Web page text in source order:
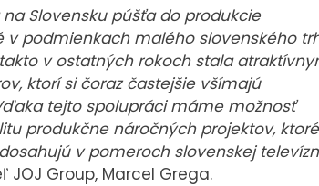
Slovensku púšťa do produkcie
podmienkach malého slovenského
v ostatných rokoch stala
ktorí si čoraz častejšie všímajú
tejto spolupráci máme možnosť
produkčne náročných projektov, ktoré
v pomeroch slovenskej
Group, Marcel Grega.